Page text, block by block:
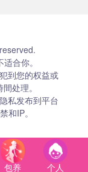
包养 个人
合你。
到您的权益或
处理。
私发布到平台
和IP。